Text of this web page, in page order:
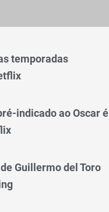
temporadas
indicado ao Oscar é
Guillermo del Toro